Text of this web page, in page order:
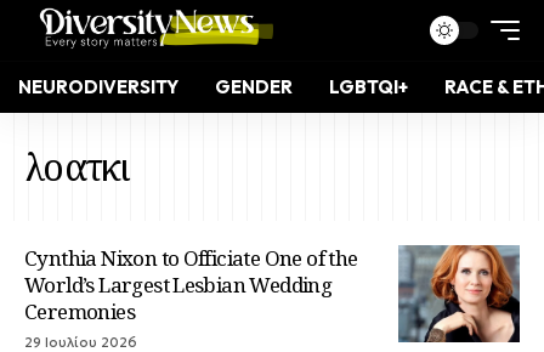
NEURODIVERSITY GENDER LGBTQI+ RACE &
λοατκι
Cynthia Nixon to Officiate One of the
World’s Largest Lesbian Wedding
Ceremonies
29 Ιουλίου 2026